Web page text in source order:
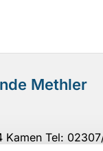
Methler
Kamen Tel: